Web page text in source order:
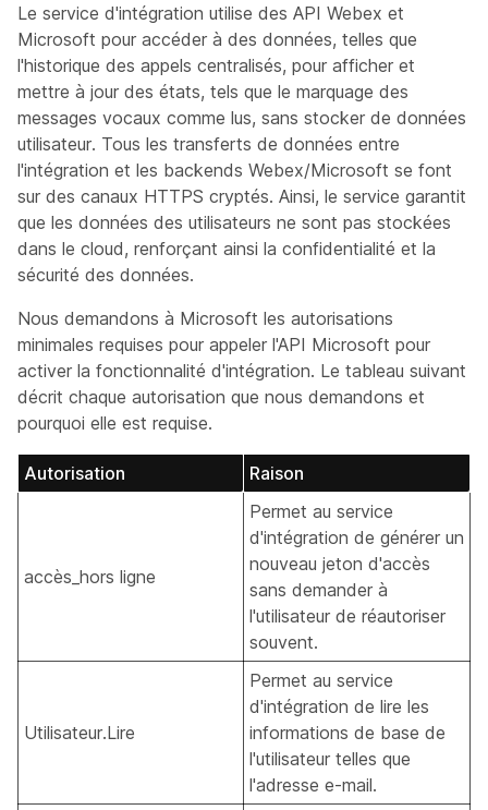
Le service d'intégration utilise des API Webex et
Microsoft pour accéder à des données, telles que
l'historique des appels centralisés, pour afficher et
mettre à jour des états, tels que le marquage des
messages vocaux comme lus, sans stocker de données
utilisateur. Tous les transferts de données entre
l'intégration et les backends Webex/Microsoft se font
sur des canaux HTTPS cryptés. Ainsi, le service garantit
que les données des utilisateurs ne sont pas stockées
dans le cloud, renforçant ainsi la confidentialité et la
sécurité des données.
Nous demandons à Microsoft les autorisations
minimales requises pour appeler l'API Microsoft pour
activer la fonctionnalité d'intégration. Le tableau suivant
décrit chaque autorisation que nous demandons et
pourquoi elle est requise.
Autorisation Raison
accès_hors ligne
Permet au service
d'intégration de générer un
nouveau jeton d'accès
sans demander à
l'utilisateur de réautoriser
souvent.
Utilisateur.Lire
Permet au service
d'intégration de lire les
informations de base de
l'utilisateur telles que
l'adresse e-mail.